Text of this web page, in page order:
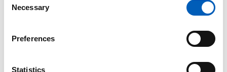
Necessary
Preferences
Statistics